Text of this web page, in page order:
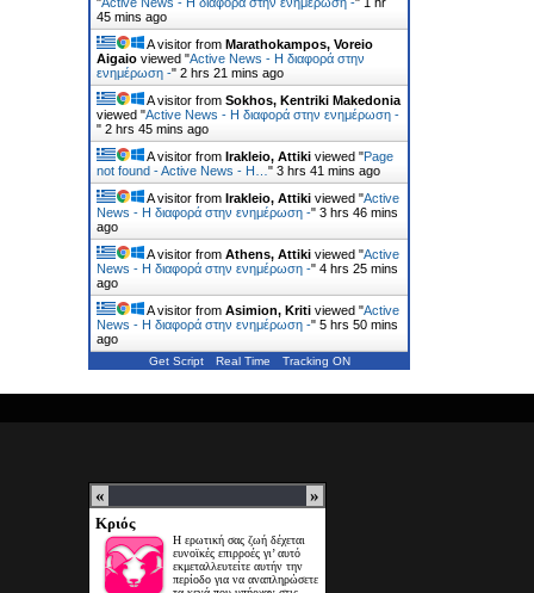
45 mins ago
A visitor from Marathokampos, Voreio
Aigaio viewed "Active News - Η διαφορά στην
ενημέρωση -" 2 hrs 21 mins ago
A visitor from Sokhos, Kentriki Makedonia
viewed "Active News - Η διαφορά στην ενημέρωση -
" 2 hrs 45 mins ago
A visitor from Irakleio, Attiki viewed "Page
not found - Active News - Η… " 3 hrs 41 mins ago
A visitor from Irakleio, Attiki viewed "Active
News - Η διαφορά στην ενημέρωση -" 3 hrs 46 mins
ago
A visitor from Athens, Attiki viewed "Active
News - Η διαφορά στην ενημέρωση -" 4 hrs 25 mins
ago
A visitor from Asimion, Kriti viewed "Active
News - Η διαφορά στην ενημέρωση -" 5 hrs 50 mins
ago
Get Script Real Time Tracking ON